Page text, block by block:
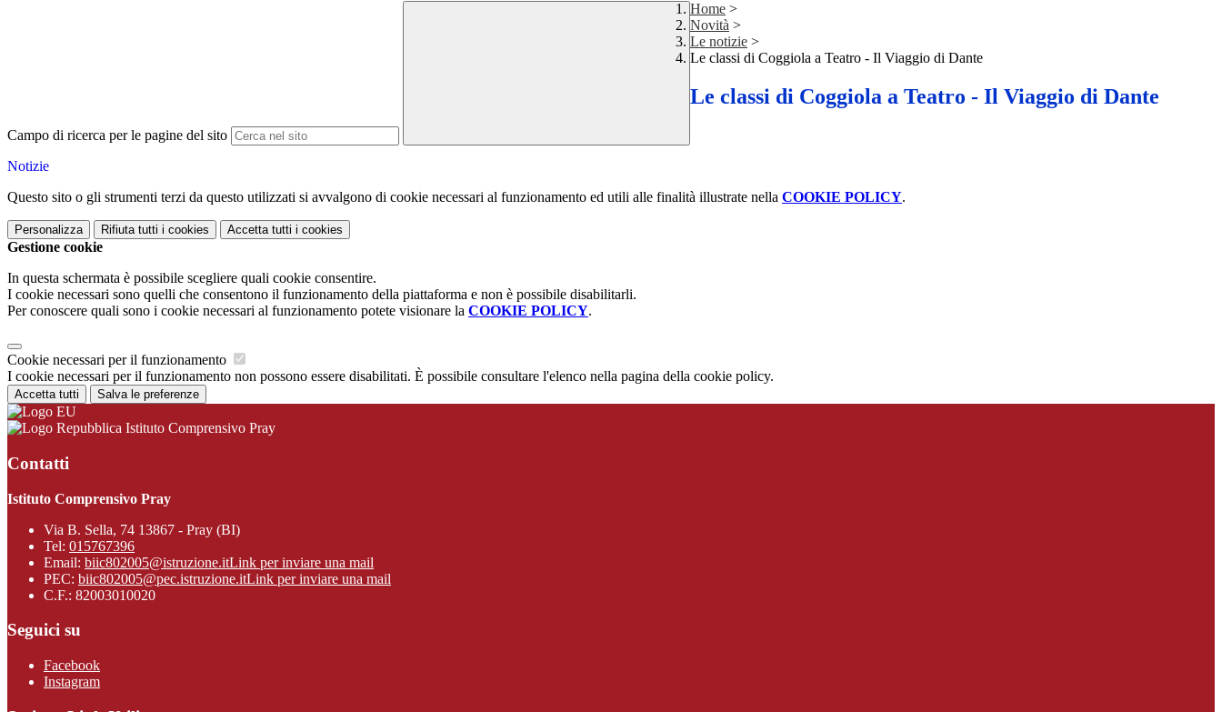
Campo di ricerca per le pagine del sito
Home >
Novità >
Le notizie >
Le classi di Coggiola a Teatro - Il Viaggio di Dante
Le classi di Coggiola a Teatro - Il Viaggio di Dante
Notizie
Questo sito o gli strumenti terzi da questo utilizzati si avvalgono di cookie necessari al funzionamento ed utili alle finalità illustrate nella COOKIE POLICY.
Personalizza Rifiuta tutti i cookies Accetta tutti i cookies
Gestione cookie
In questa schermata è possibile scegliere quali cookie consentire.
I cookie necessari sono quelli che consentono il funzionamento della piattaforma e non è possibile disabilitarli.
Per conoscere quali sono i cookie necessari al funzionamento potete visionare la COOKIE POLICY.
Cookie necessari per il funzionamento
I cookie necessari per il funzionamento non possono essere disabilitati. È possibile consultare l'elenco nella pagina della cookie policy.
Accetta tutti Salva le preferenze
Istituto Comprensivo Pray
Contatti
Istituto Comprensivo Pray
Via B. Sella, 74 13867 - Pray (BI)
Tel: 015767396
Email: biic802005@istruzione.itLink per inviare una mail
PEC: biic802005@pec.istruzione.itLink per inviare una mail
C.F.: 82003010020
Seguici su
Facebook
Instagram